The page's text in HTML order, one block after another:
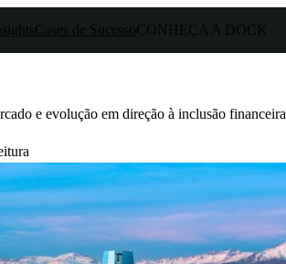
Cases de SucessoCONHEÇA A DOCK
e evolução em direção à inclusão financeira